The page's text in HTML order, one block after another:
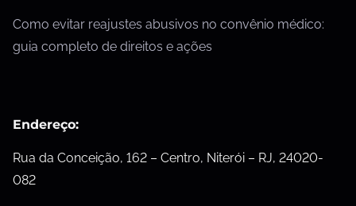
Como evitar reajustes abusivos no convênio médico:
guia completo de direitos e ações
Endereço:
Rua da Conceição, 162 – Centro, Niterói – RJ, 24020-
082